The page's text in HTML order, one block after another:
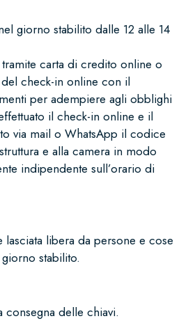
giorno stabilito dalle 12 alle 14
carta di credito online o
check-in online con il
per adempiere agli obblighi
il check-in online e il
via mail o WhatsApp il codice
e alla camera in modo
indipendente sull’orario di
lasciata libera da persone e cose
stabilito.
consegna delle chiavi.